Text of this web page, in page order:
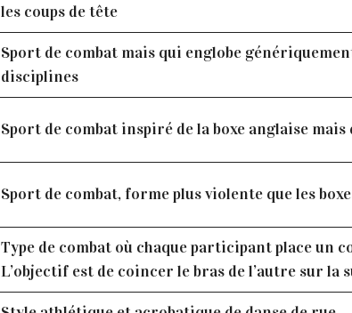
les coups de tête
Sport de combat mais qui englobe
disciplines
Sport de combat inspiré de la boxe anglaise
Sport de combat, forme plus violente que les
Type de combat où chaque participant place un
L’objectif est de coincer le bras de l’autre sur la